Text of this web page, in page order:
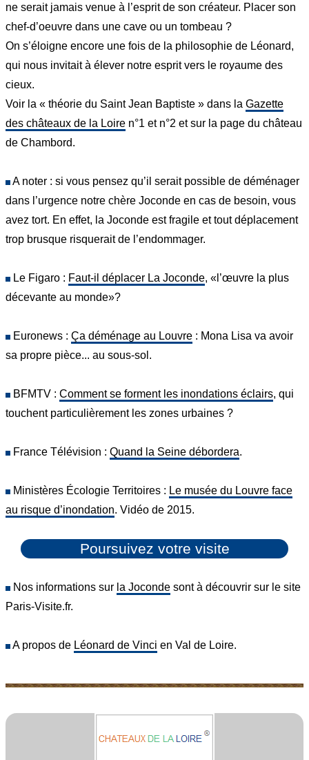
ne serait jamais venue à l’esprit de son créateur. Placer son
chef-d’oeuvre dans une cave ou un tombeau ?
On s’éloigne encore une fois de la philosophie de Léonard,
qui nous invitait à élever notre esprit vers le royaume des
cieux.
Voir la « théorie du Saint Jean Baptiste » dans la Gazette
des châteaux de la Loire n°1 et n°2 et sur la page du château
de Chambord.
A noter : si vous pensez qu’il serait possible de déménager
dans l’urgence notre chère Joconde en cas de besoin, vous
avez tort. En effet, la Joconde est fragile et tout déplacement
trop brusque risquerait de l’endommager.
Le Figaro : Faut-il déplacer La Joconde, «l’œuvre la plus
décevante au monde»?
Euronews : Ça déménage au Louvre : Mona Lisa va avoir
sa propre pièce... au sous-sol.
BFMTV : Comment se forment les inondations éclairs, qui
touchent particulièrement les zones urbaines ?
France Télévision : Quand la Seine débordera.
Ministères Écologie Territoires : Le musée du Louvre face
au risque d’inondation. Vidéo de 2015.
Poursuivez votre visite
Nos informations sur la Joconde sont à découvrir sur le site
Paris-Visite.fr.
A propos de Léonard de Vinci en Val de Loire.